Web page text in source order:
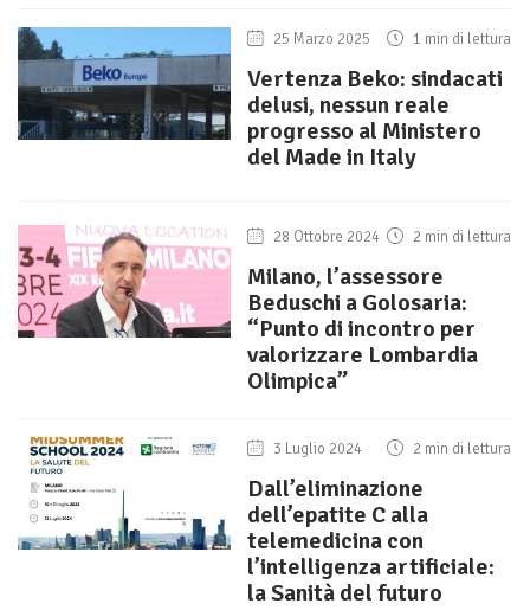
25 Marzo 2025 1 min di lettura
Vertenza Beko: sindacati
delusi, nessun reale
progresso al Ministero
del Made in Italy
28 Ottobre 2024 2 min di lettura
Milano, l’assessore
Beduschi a Golosaria:
“Punto di incontro per
valorizzare Lombardia
Olimpica”
3 Luglio 2024 2 min di lettura
Dall’eliminazione
dell’epatite C alla
telemedicina con
l’intelligenza artificiale:
la Sanità del futuro